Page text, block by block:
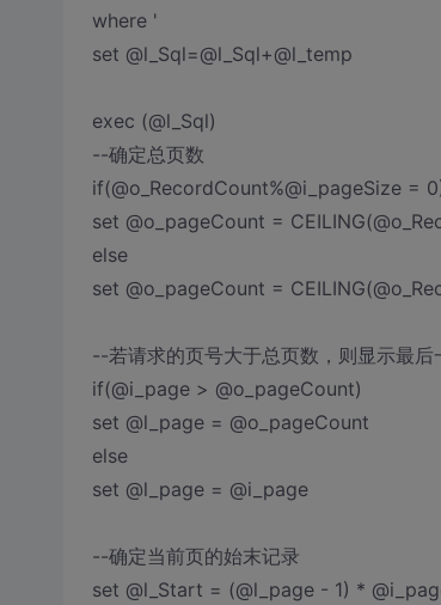
where '
set @l_Sql=@l_Sql+@l_temp
exec (@l_Sql)
--确定总页数
if(@o_RecordCount%@i_pageSize =
set @o_pageCount =
else
set @o_pageCount =
--若请求的页号大于总页数，则显示最后
if(@i_page > @o_pageCount)
set @l_page = @o_pageCount
else
set @l_page = @i_page
--确定当前页的始末记录
set @l_Start = (@l_page - 1) *